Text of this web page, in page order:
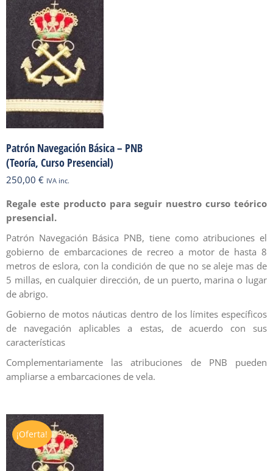
Patrón Navegación Básica – PNB
(Teoría, Curso Presencial)
250,00 € IVA inc.
Regale este producto para seguir nuestro curso teórico
presencial.
Patrón Navegación Básica PNB, tiene como atribuciones el
gobierno de embarcaciones de recreo a motor de hasta 8
metros de eslora, con la condición de que no se aleje mas de
5 millas, en cualquier dirección, de un puerto, marina o lugar
de abrigo.
Gobierno de motos náuticas dentro de los límites específicos
de navegación aplicables a estas, de acuerdo con sus
características
Complementariamente las atribuciones de PNB pueden
ampliarse a embarcaciones de vela.
¡Oferta!